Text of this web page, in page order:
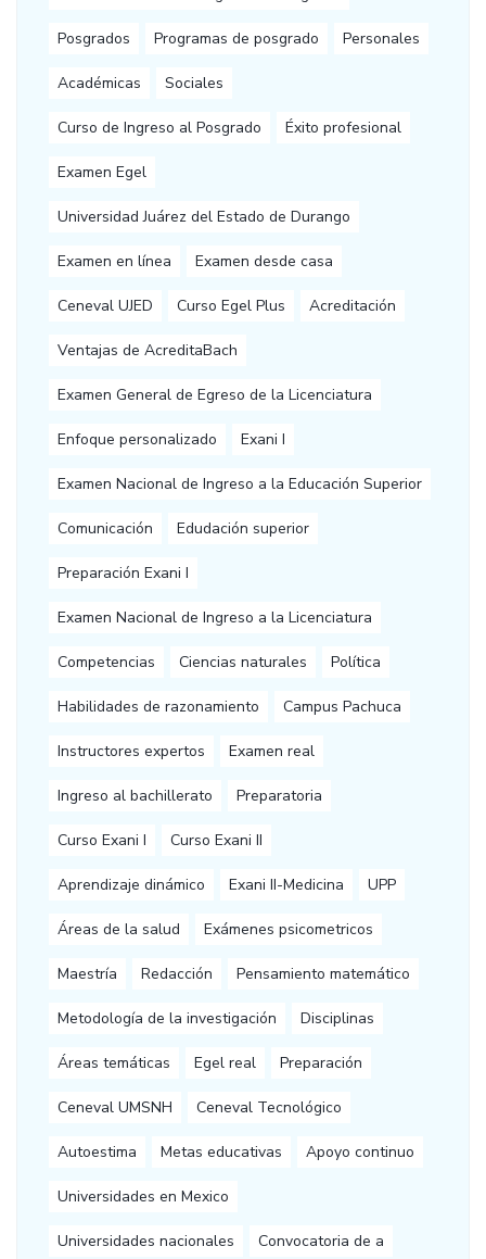
Posgrados Programas de posgrado Personales
Académicas Sociales
Curso de Ingreso al Posgrado Éxito profesional
Examen Egel
Universidad Juárez del Estado de Durango
Examen en línea Examen desde casa
Ceneval UJED Curso Egel Plus Acreditación
Ventajas de AcreditaBach
Examen General de Egreso de la Licenciatura
Enfoque personalizado Exani I
Examen Nacional de Ingreso a la Educación Superior
Comunicación Edudación superior
Preparación Exani I
Examen Nacional de Ingreso a la Licenciatura
Competencias Ciencias naturales Política
Habilidades de razonamiento Campus Pachuca
Instructores expertos Examen real
Ingreso al bachillerato Preparatoria
Curso Exani I Curso Exani II
Aprendizaje dinámico Exani II-Medicina UPP
Áreas de la salud Exámenes psicometricos
Maestría Redacción Pensamiento matemático
Metodología de la investigación Disciplinas
Áreas temáticas Egel real Preparación
Ceneval UMSNH Ceneval Tecnológico
Autoestima Metas educativas Apoyo continuo
Universidades en Mexico
Universidades nacionales Convocatoria de a